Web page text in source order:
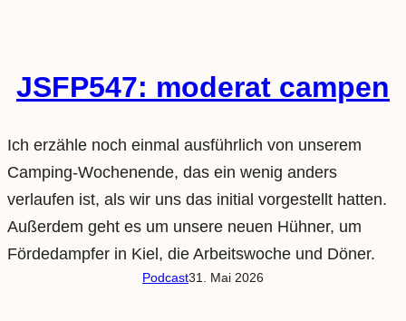
JSFP547: moderat campen
Ich erzähle noch einmal ausführlich von unserem
Camping-Wochenende, das ein wenig anders
verlaufen ist, als wir uns das initial vorgestellt hatten.
Außerdem geht es um unsere neuen Hühner, um
Fördedampfer in Kiel, die Arbeitswoche und Döner.
Podcast31. Mai 2026